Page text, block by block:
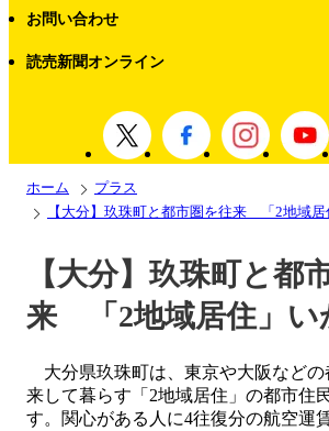
お問い合わせ
読売新聞オンライン
ホーム
プラス
【大分】玖珠町と都市圏を往来 「2地域居
【大分】玖珠町と都
来 「2地域居住」い
大分県玖珠町は、東京や大阪などの
来して暮らす「2地域居住」の都市住
す。関心がある人に4往復分の航空運